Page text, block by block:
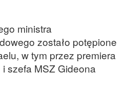
ministra
zostało potępione
w tym przez premiera
szefa MSZ Gideona